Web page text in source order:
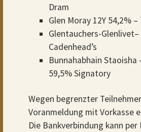
Dram
Glen Moray 12Y 54,2%
Glentauchers-Glenlivet–
Cadenhead’s
Bunnahabhain Staoisha
59,5% Signatory
Wegen begrenzter
Voranmeldung mit Vorkasse
Die Bankverbindung kann